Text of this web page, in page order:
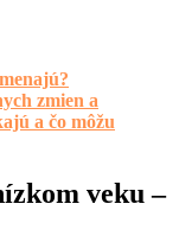
zmien a
a čo môžu
veku –